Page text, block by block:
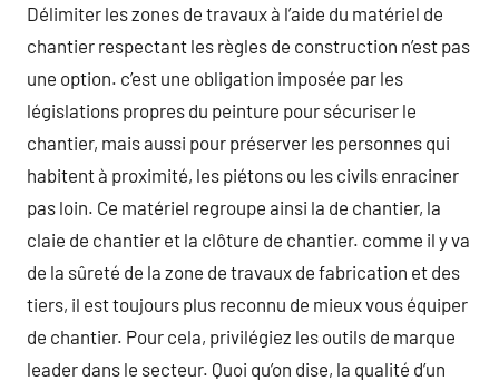
Délimiter les zones de travaux à l’aide du matériel de
chantier respectant les règles de construction n’est pas
une option. c’est une obligation imposée par les
législations propres du peinture pour sécuriser le
chantier, mais aussi pour préserver les personnes qui
habitent à proximité, les piétons ou les civils enraciner
pas loin. Ce matériel regroupe ainsi la de chantier, la
claie de chantier et la clôture de chantier. comme il y va
de la sûreté de la zone de travaux de fabrication et des
tiers, il est toujours plus reconnu de mieux vous équiper
de chantier. Pour cela, privilégiez les outils de marque
leader dans le secteur. Quoi qu’on dise, la qualité d’un